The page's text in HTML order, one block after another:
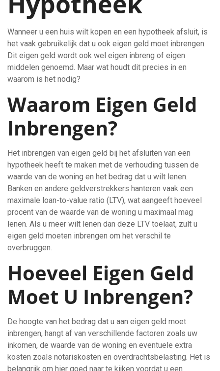
Wanneer u een huis wilt kopen en een hypotheek afsluit, is
het vaak gebruikelijk dat u ook eigen geld moet inbrengen.
Dit eigen geld wordt ook wel eigen inbreng of eigen
middelen genoemd. Maar wat houdt dit precies in en
waarom is het nodig?
Waarom Eigen Geld
Inbrengen?
Het inbrengen van eigen geld bij het afsluiten van een
hypotheek heeft te maken met de verhouding tussen de
waarde van de woning en het bedrag dat u wilt lenen.
Banken en andere geldverstrekkers hanteren vaak een
maximale loan-to-value ratio (LTV), wat aangeeft hoeveel
procent van de waarde van de woning u maximaal mag
lenen. Als u meer wilt lenen dan deze LTV toelaat, zult u
eigen geld moeten inbrengen om het verschil te
overbruggen.
Hoeveel Eigen Geld
Moet U Inbrengen?
De hoogte van het bedrag dat u aan eigen geld moet
inbrengen, hangt af van verschillende factoren zoals uw
inkomen, de waarde van de woning en eventuele extra
kosten zoals notariskosten en overdrachtsbelasting. Het is
belangrijk om hier goed naar te kijken voordat u een